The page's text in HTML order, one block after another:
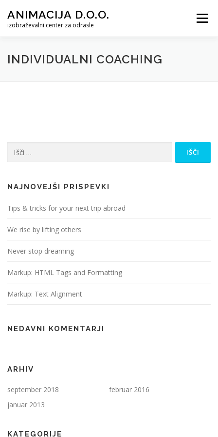
ANIMACIJA D.O.O.
izobraževalni center za odrasle
Meni
INDIVIDUALNI COACHING
NAJNOVEJŠI PRISPEVKI
Tips & tricks for your next trip abroad
We rise by lifting others
Never stop dreaming
Markup: HTML Tags and Formatting
Markup: Text Alignment
NEDAVNI KOMENTARJI
ARHIV
september 2018
februar 2016
januar 2013
KATEGORIJE